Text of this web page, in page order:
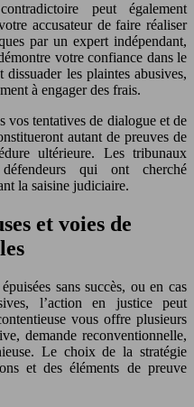
peut également
accusateur de faire réaliser
par un expert indépendant,
votre confiance dans le
les plaintes abusives,
à engager des frais.
vos tentatives de dialogue et de
autant de preuves de
ultérieure. Les tribunaux
qui ont cherché
la saisine judiciaire.
et voies de
sans succès, ou en cas
l’action en justice peut
vous offre plusieurs
demande reconventionnelle,
Le choix de la stratégie
et des éléments de preuve